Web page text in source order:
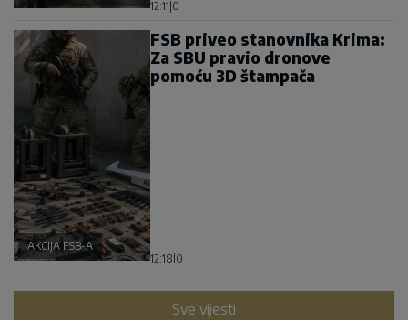
12:11 0
AKCIJA FSB-A
FSB priveo stanovnika Krima:
Za SBU pravio dronove
pomoću 3D štampača
12:18 0
Sve vijesti